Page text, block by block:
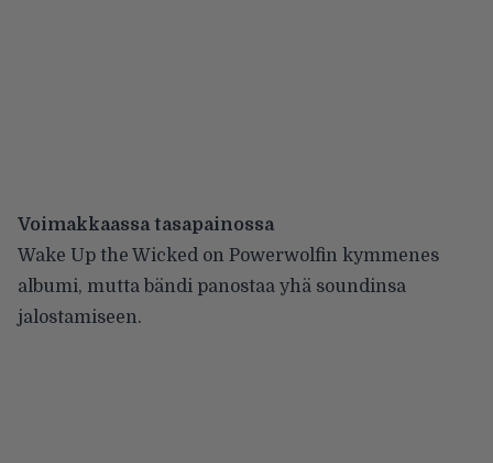
Voimakkaassa tasapainossa
Wake Up the Wicked on Powerwolfin kymmenes
albumi, mutta bändi panostaa yhä soundinsa
jalostamiseen.